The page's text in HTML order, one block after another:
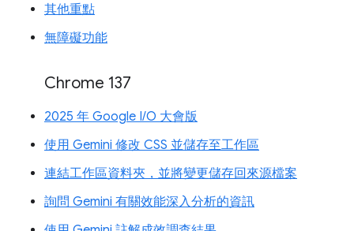
其他重點
無障礙功能
Chrome 137
2025 年 Google I/O 大會版
使用 Gemini 修改 CSS 並儲存至工作區
連結工作區資料夾，並將變更儲存回來源檔案
詢問 Gemini 有關效能深入分析的資訊